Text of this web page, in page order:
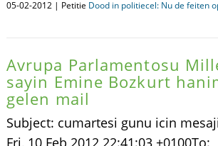
05-02-2012 | Petitie Dood in politiecel: Nu de feiten
Avrupa Parlamentosu
sayin Emine Bozkurt
gelen mail
Subject: cumartesi gunu icin
Fri, 10 Feb 2012 22:41:03 +0100To: